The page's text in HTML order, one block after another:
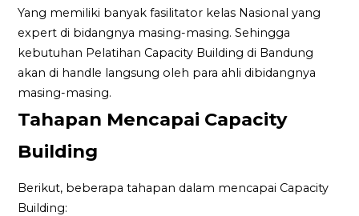
Yang memiliki banyak fasilitator kelas Nasional yang
expert di bidangnya masing-masing. Sehingga
kebutuhan Pelatihan Capacity Building di Bandung
akan di handle langsung oleh para ahli dibidangnya
masing-masing.
Tahapan Mencapai Capacity
Building
Berikut, beberapa tahapan dalam mencapai Capacity
Building: